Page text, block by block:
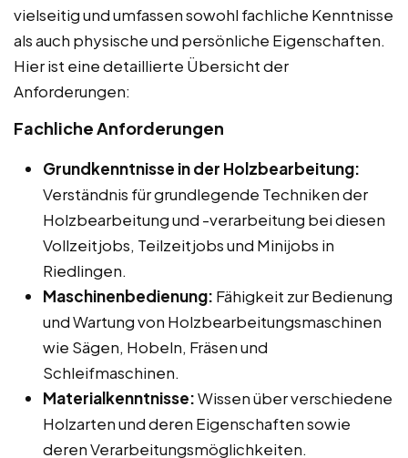
vielseitig und umfassen sowohl fachliche Kenntnisse
als auch physische und persönliche Eigenschaften.
Hier ist eine detaillierte Übersicht der
Anforderungen:
Fachliche Anforderungen
Grundkenntnisse in der Holzbearbeitung:
Verständnis für grundlegende Techniken der
Holzbearbeitung und -verarbeitung bei diesen
Vollzeitjobs, Teilzeitjobs und Minijobs in
Riedlingen.
Maschinenbedienung: Fähigkeit zur Bedienung
und Wartung von Holzbearbeitungsmaschinen
wie Sägen, Hobeln, Fräsen und
Schleifmaschinen.
Materialkenntnisse:Wissen über verschiedene
Holzarten und deren Eigenschaften sowie
deren Verarbeitungsmöglichkeiten.